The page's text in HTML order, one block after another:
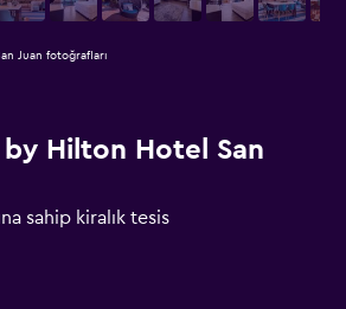
by Hilton Hotel San
sahip kiralık tesis
Juan fotoğrafları